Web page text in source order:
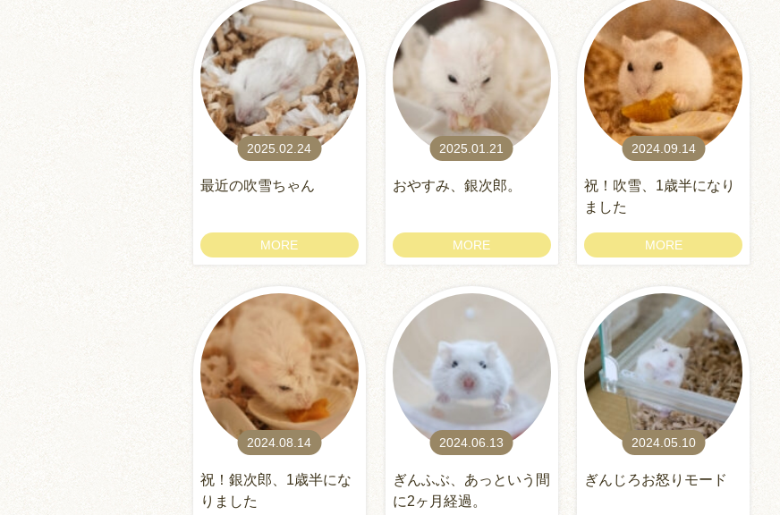
2025.02.24
最近の吹雪ちゃん
MORE
2025.01.21
おやすみ、銀次郎。
MORE
2024.09.14
祝！吹雪、1歳半になり
ました
MORE
2024.08.14
祝！銀次郎、1歳半にな
りました
2024.06.13
ぎんふぶ、あっという間
に2ヶ月経過。
2024.05.10
ぎんじろお怒りモード